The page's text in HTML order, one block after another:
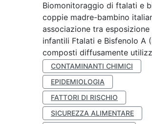
Biomonitoraggio di ftalati e
coppie madre-bambino
associazione tra
infantili Ftalati e Bisfenolo A
composti diffusamente
CONTAMINANTI CHIMICI
EPIDEMIOLOGIA
FATTORI DI RISCHIO
SICUREZZA ALIMENTARE